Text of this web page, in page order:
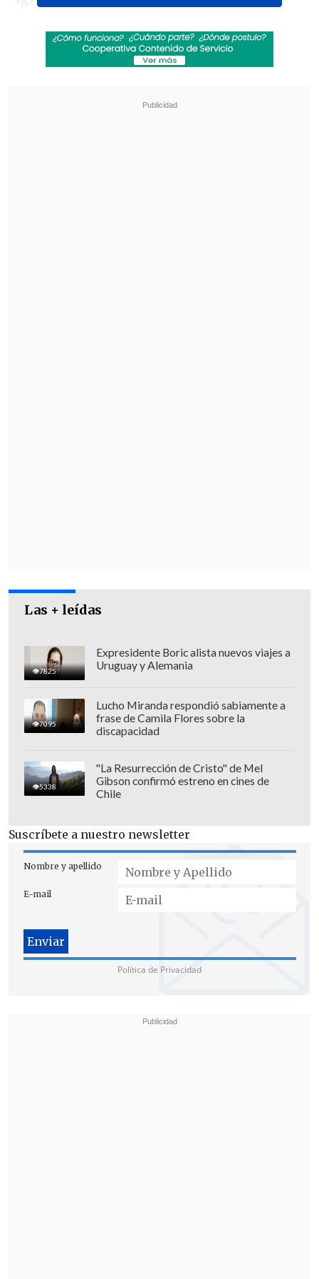
Revisa también
[ESTADISTICAS] La tabla de posiciones de la
"Vinotinto", que jugó de blanco, remó
hasta llegar al empate parcial de 2-2 a los
18', obra de Genlis Piñero.
Sin embargo, los chilenos retomaron la
segundo tiempo mediante las
anotaciones deFelipe Loyola (30') e
Las + leídas
7825
Expresidente Boric alista nuevos viajes a
Uruguay y Alemania
7095
Lucho Miranda respondió sabiamente a
frase de Camila Flores sobre la
discapacidad
5338
"La Resurrección de Cristo" de Mel
Gibson confirmó estreno en cines de
Chile
Suscríbete a nuestro newsletter
Nombre y apellido
E-mail
Política de Privacidad